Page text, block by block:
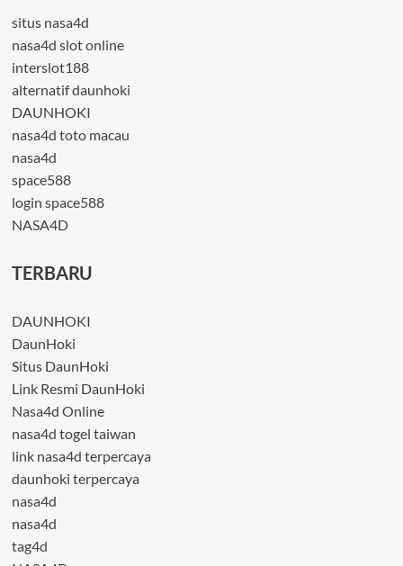
situs nasa4d
nasa4d slot online
interslot188
alternatif daunhoki
DAUNHOKI
nasa4d toto macau
nasa4d
space588
login space588
NASA4D
TERBARU
DAUNHOKI
DaunHoki
Situs DaunHoki
Link Resmi DaunHoki
Nasa4d Online
nasa4d togel taiwan
link nasa4d terpercaya
daunhoki terpercaya
nasa4d
nasa4d
tag4d